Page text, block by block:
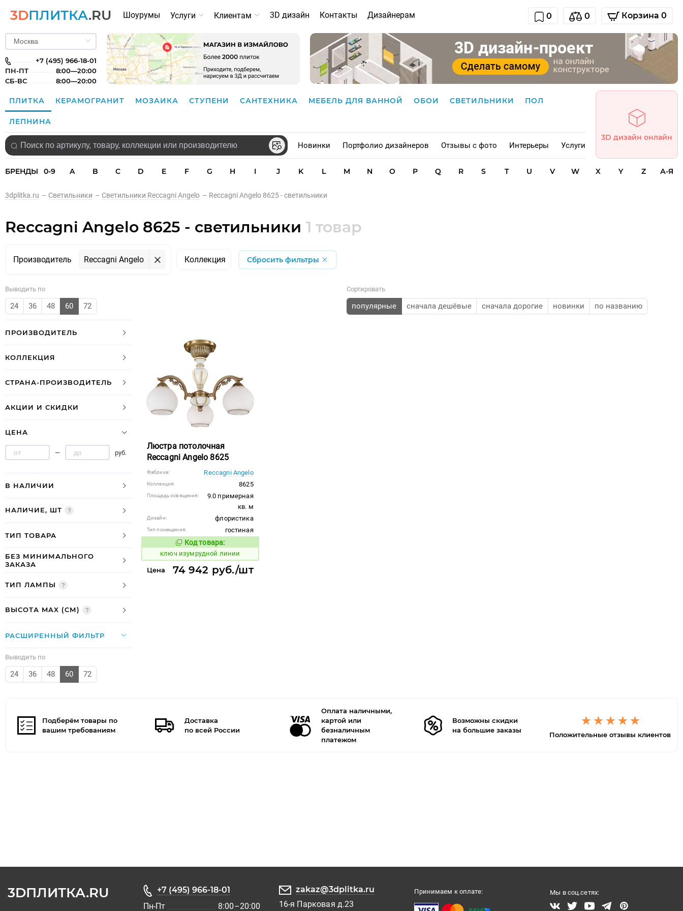
3DПЛИТКА.RU Шоурумы Услуги Клиентам 3D дизайн Контакты Дизайнерам 0 0 Корзина 0
+7 (495) 966-18-01
ПН-ПТ
8:00—20:00
СБ-ВС
8:00—20:00
ПЛИТКА КЕРАМОГРАНИТ МОЗАИКА СТУПЕНИ САНТЕХНИКА МЕБЕЛЬ ДЛЯ ВАННОЙ ОБОИ СВЕТИЛЬНИКИ ПОЛ
ЛЕПНИНА
Новинки Портфолио дизайнеров Отзывы с фото Интерьеры Услуги
3D дизайн онлайн
БРЕНДЫ 0-9 A B C D E F G H I J K L M N O P Q R S T U V W X Y Z А-Я
3dplitka.ru – Светильники – Светильники Reccagni Angelo – Reccagni Angelo 8625 - светильники
Reccagni Angelo 8625 - светильники 1 товар
Производитель Reccagni Angelo Коллекция Сбросить фильтры
Выводить по
24 36 48 60 72
Сортировать
популярные сначала дешёвые сначала дорогие новинки по названию
ПРОИЗВОДИТЕЛЬ
КОЛЛЕКЦИЯ
СТРАНА-ПРОИЗВОДИТЕЛЬ
АКЦИИ И СКИДКИ
ЦЕНА
— руб.
В НАЛИЧИИ
НАЛИЧИЕ, ШТ
ТИП ТОВАРА
БЕЗ МИНИМАЛЬНОГО
ЗАКАЗА
ТИП ЛАМПЫ
ВЫСОТА MAX (СМ)
РАСШИРЕННЫЙ ФИЛЬТР
Люстра потолочная
Reccagni Angelo 8625
Фабрика: Reccagni Angelo
Коллекция: 8625
Площадь освещения:
9.0 примерная
кв. м
Дизайн: флористика
Тип помещения:
гостиная
Код товара:
676169 Код товара:
ключ изумрудной линии
Цена 74 942 руб./шт
Выводить по
24 36 48 60 72
Подберём товары по
вашим требованиям
Доставка
по всей России
Оплата наличными,
картой или
безналичным
платежом
Возможны скидки
на большие заказы
Положительные отзывы клиентов
3DПЛИТКА.RU
+7 (495) 966-18-01
Пн-Пт
8:00–20:00
zakaz@3dplitka.ru
16-я Парковая д.23
Принимаем к оплате: Мы в соц.сетях: